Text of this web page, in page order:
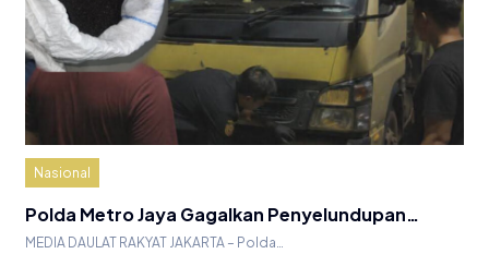
Nasional
Polda Metro Jaya Gagalkan Penyelundupan…
MEDIA DAULAT RAKYAT JAKARTA – Polda…